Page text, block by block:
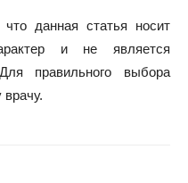
данная статья носит
и не является
правильного выбора